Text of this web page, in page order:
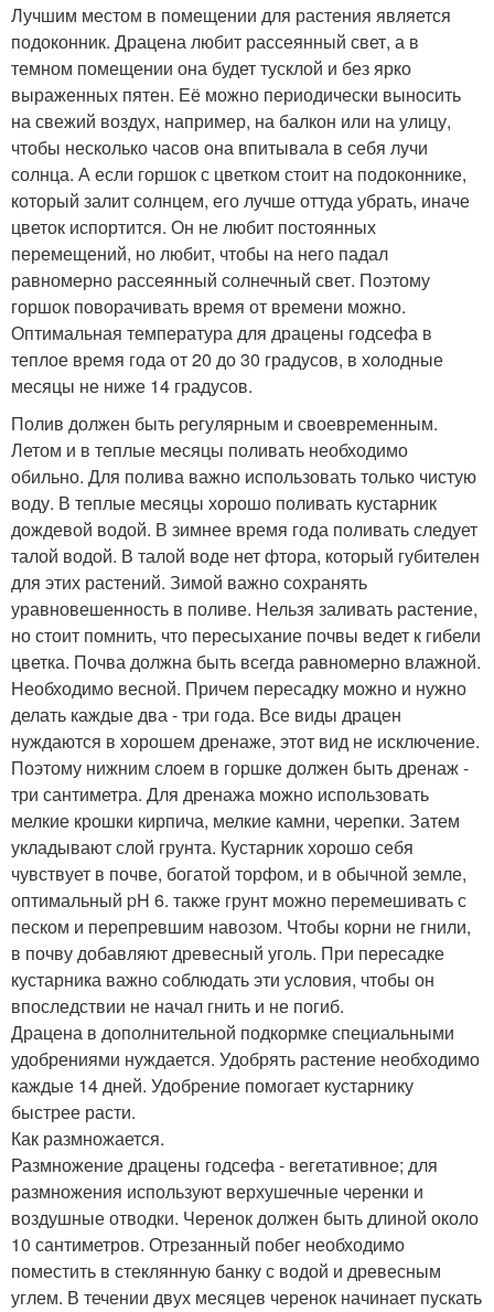
Лучшим местом в помещении для растения является
подоконник. Драцена любит рассеянный свет, а в
темном помещении она будет тусклой и без ярко
выраженных пятен. Её можно периодически выносить
на свежий воздух, например, на балкон или на улицу,
чтобы несколько часов она впитывала в себя лучи
солнца. А если горшок с цветком стоит на подоконнике,
который залит солнцем, его лучше оттуда убрать, иначе
цветок испортится. Он не любит постоянных
перемещений, но любит, чтобы на него падал
равномерно рассеянный солнечный свет. Поэтому
горшок поворачивать время от времени можно.
Оптимальная температура для драцены годсефа в
теплое время года от 20 до 30 градусов, в холодные
месяцы не ниже 14 градусов.
Полив должен быть регулярным и своевременным.
Летом и в теплые месяцы поливать необходимо
обильно. Для полива важно использовать только чистую
воду. В теплые месяцы хорошо поливать кустарник
дождевой водой. В зимнее время года поливать следует
талой водой. В талой воде нет фтора, который губителен
для этих растений. Зимой важно сохранять
уравновешенность в поливе. Нельзя заливать растение,
но стоит помнить, что пересыхание почвы ведет к гибели
цветка. Почва должна быть всегда равномерно влажной.
Необходимо весной. Причем пересадку можно и нужно
делать каждые два - три года. Все виды драцен
нуждаются в хорошем дренаже, этот вид не исключение.
Поэтому нижним слоем в горшке должен быть дренаж -
три сантиметра. Для дренажа можно использовать
мелкие крошки кирпича, мелкие камни, черепки. Затем
укладывают слой грунта. Кустарник хорошо себя
чувствует в почве, богатой торфом, и в обычной земле,
оптимальный pH 6. также грунт можно перемешивать с
песком и перепревшим навозом. Чтобы корни не гнили,
в почву добавляют древесный уголь. При пересадке
кустарника важно соблюдать эти условия, чтобы он
впоследствии не начал гнить и не погиб.
Драцена в дополнительной подкормке специальными
удобрениями нуждается. Удобрять растение необходимо
каждые 14 дней. Удобрение помогает кустарнику
быстрее расти.
Как размножается.
Размножение драцены годсефа - вегетативное; для
размножения используют верхушечные черенки и
воздушные отводки. Черенок должен быть длиной около
10 сантиметров. Отрезанный побег необходимо
поместить в стеклянную банку с водой и древесным
углем. В течении двух месяцев черенок начинает пускать